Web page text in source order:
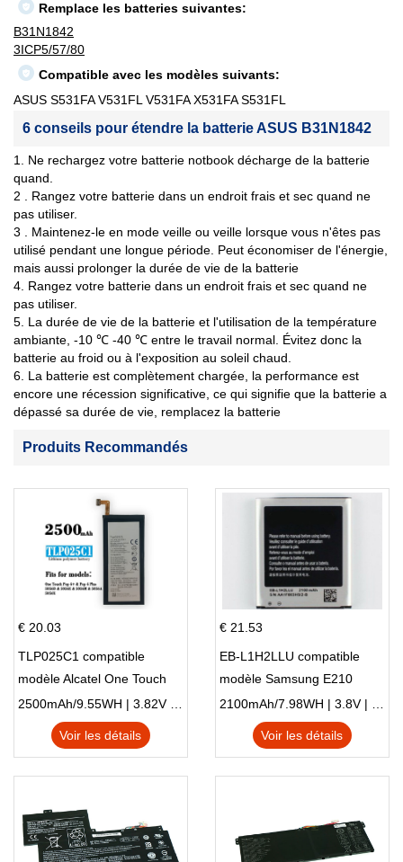
Remplace les batteries suivantes:
B31N1842
3ICP5/57/80
Compatible avec les modèles suivants:
ASUS S531FA V531FL V531FA X531FA S531FL
6 conseils pour étendre la batterie ASUS B31N1842
1. Ne rechargez votre batterie notbook décharge de la batterie
quand.
2 . Rangez votre batterie dans un endroit frais et sec quand ne
pas utiliser.
3 . Maintenez-le en mode veille ou veille lorsque vous n'êtes pas
utilisé pendant une longue période. Peut économiser de l'énergie,
mais aussi prolonger la durée de vie de la batterie
4. Rangez votre batterie dans un endroit frais et sec quand ne
pas utiliser.
5. La durée de vie de la batterie et l'utilisation de la température
ambiante, -10 ℃ -40 ℃ entre le travail normal. Évitez donc la
batterie au froid ou à l'exposition au soleil chaud.
6. La batterie est complètement chargée, la performance est
encore une récession significative, ce qui signifie que la batterie a
dépassé sa durée de vie, remplacez la batterie
Produits Recommandés
€ 20.03
TLP025C1 compatible
modèle Alcatel One Touch
Pop 4 Plus OT-5056D
2500mAh/9.55WH | 3.82V | Li-ion ...
Voir les détails
€ 21.53
EB-L1H2LLU compatible
modèle Samsung E210
E210K i939
2100mAh/7.98WH | 3.8V | Li-ion ...
Voir les détails